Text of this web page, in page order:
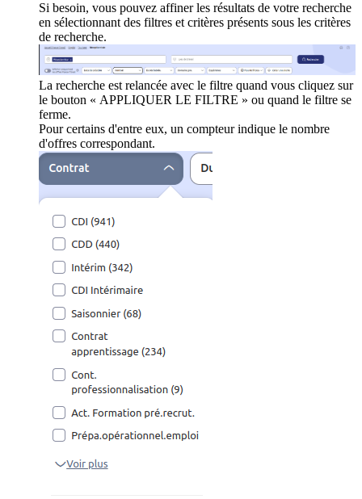
Si besoin, vous pouvez affiner les résultats de votre recherche
en sélectionnant des filtres et critères présents sous les critères
de recherche.
La recherche est relancée avec le filtre quand vous cliquez sur
le bouton « APPLIQUER LE FILTRE » ou quand le filtre se
ferme.
Pour certains d'entre eux, un compteur indique le nombre
d'offres correspondant.